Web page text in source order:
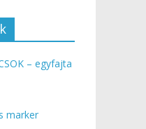
– egyfajta
marker